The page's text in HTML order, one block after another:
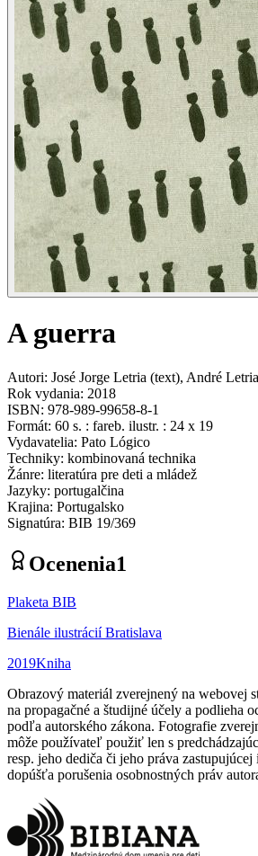
A guerra
Autori: José Jorge Letria (text), André Letria
Rok vydania: 2018
ISBN: 978-989-99658-8-1
Formát: 60 s. : fareb. ilustr. : 24 x 19
Vydavatelia: Pato Lógico
Techniky: kombinovaná technika
Žánre: literatúra pre deti a mládež
Jazyky: portugalčina
Krajina: Portugalsko
Signatúra: BIB 19/369
Ocenenia1
Plaketa BIB
Bienále ilustrácií Bratislava
2019Kniha
Obrazový materiál zverejnený na webovej
na propagačné a študijné účely a podlieha
podľa autorského zákona. Fotografie
môže používateľ použiť len s
resp. jeho dediča či jeho práva zastupujúcej
dopúšťa porušenia osobnostných práv